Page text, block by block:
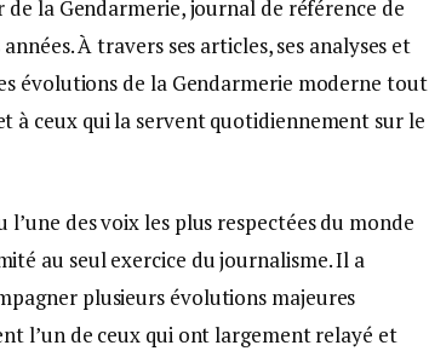
de la Gendarmerie, journal de référence de
À travers ses articles, ses analyses et
évolutions de la Gendarmerie moderne tout
à ceux qui la servent quotidiennement sur le
des voix les plus respectées du monde
au seul exercice du journalisme. Il a
plusieurs évolutions majeures
l’un de ceux qui ont largement relayé et